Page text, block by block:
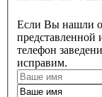
Если Вы нашли
представленной
телефон
исправим.